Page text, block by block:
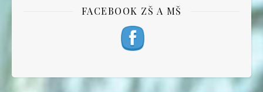
FACEBOOK ZŠ A MŠ